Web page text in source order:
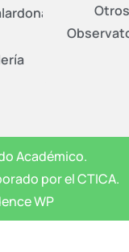
Otros
Académico.
por el CTICA.
WP